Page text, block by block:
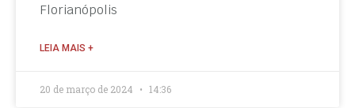
Florianópolis
LEIA MAIS +
20 de março de 2024 14:36